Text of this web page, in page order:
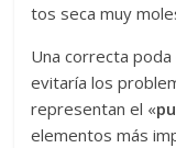
tos seca muy
Una correcta
evitaría los
representan el «
elementos más